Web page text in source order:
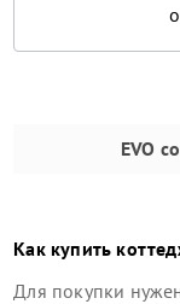
EVO
Как купить
Для покупки